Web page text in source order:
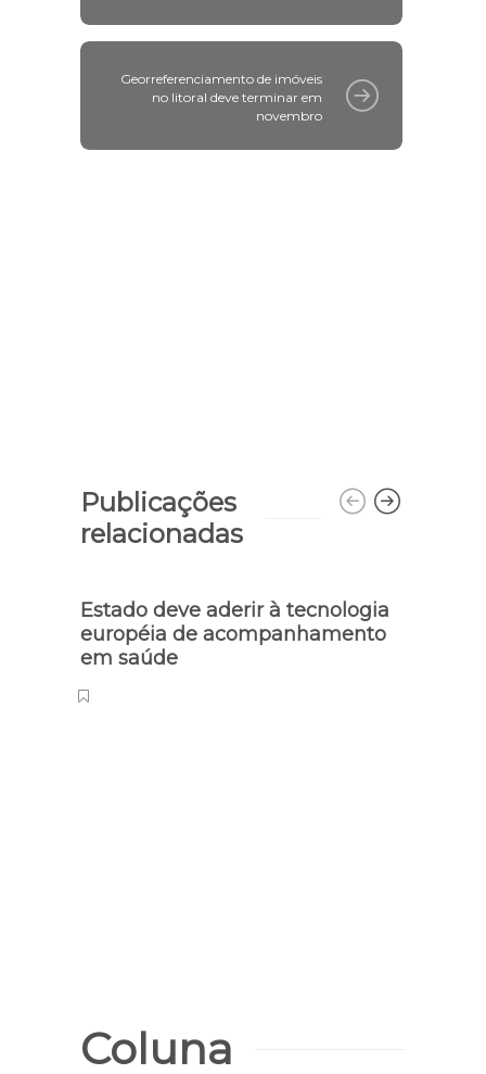
Georreferenciamento de imóveis
no litoral deve terminar em
novembro
Publicações
relacionadas
Estado deve aderir à tecnologia
européia de acompanhamento
em saúde
Coluna